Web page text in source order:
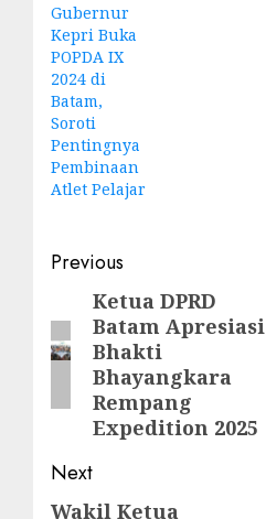
Gubernur
Kepri Buka
POPDA IX
2024 di
Batam,
Soroti
Pentingnya
Pembinaan
Atlet Pelajar
Post
navigation
Previous
Previous
post:
Ketua DPRD
Batam Apresiasi
Bhakti
Bhayangkara
Rempang
Expedition 2025
Next
Wakil Ketua